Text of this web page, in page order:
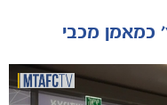
כמאמן מכבי